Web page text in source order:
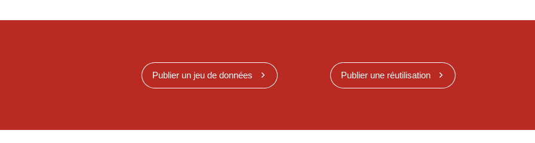
Publier un jeu de données Publier une réutilisation